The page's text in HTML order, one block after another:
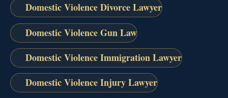
Domestic Violence Divorce Lawyer
Domestic Violence Gun Law
Domestic Violence Immigration Lawyer
Domestic Violence Injury Lawyer